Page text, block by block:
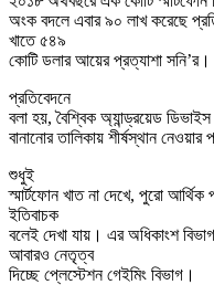
অংক বদলে এবার ৯০ লাখ করেছে
খাতে ৫৪৯
কোটি ডলার আয়ের প্রত্যাশা সনি’র।
প্রতিবেদনে
বলা হয়, বৈশ্বিক অ্যান্ড্রয়েড ডিভাইস
বানানোর তালিকায় শীর্ষস্থান
শুধুই
স্মার্টফোন খাত না দেখে, পুরো আর্থিক
ইতিবাচক
বলেই দেখা যায়। এর অধিকাংশ
আবারও নেতৃত্ব
দিচ্ছে প্লেস্টেশন গেইমিং বিভাগ।